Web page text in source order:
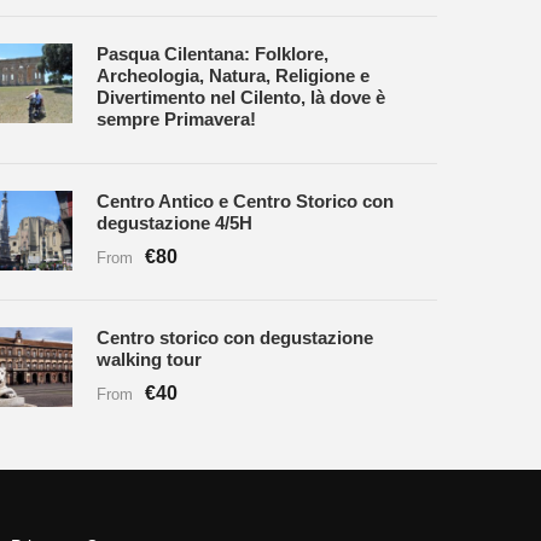
Pasqua Cilentana: Folklore,
Archeologia, Natura, Religione e
Divertimento nel Cilento, là dove è
sempre Primavera!
Centro Antico e Centro Storico con
degustazione 4/5H
From €80
Centro storico con degustazione
walking tour
From €40